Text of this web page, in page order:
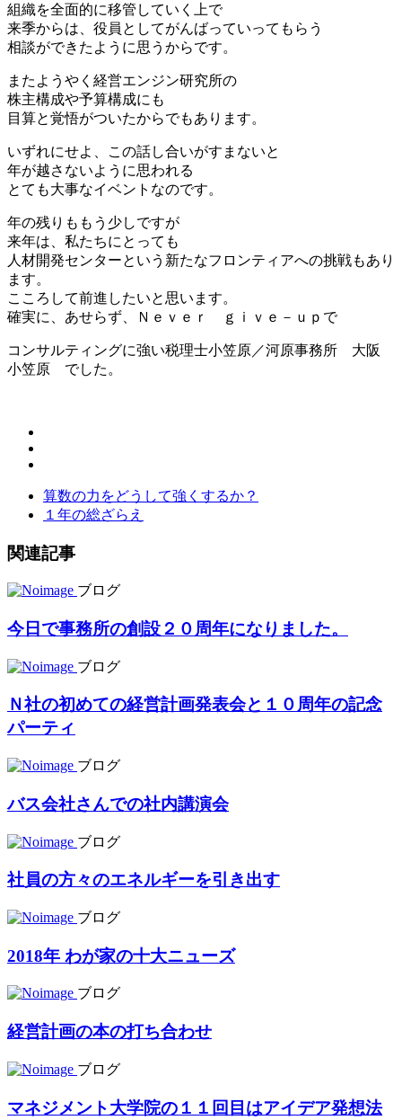
組織を全面的に移管していく上で
来季からは、役員としてがんばっていってもらう
相談ができたように思うからです。
またようやく経営エンジン研究所の
株主構成や予算構成にも
目算と覚悟がついたからでもあります。
いずれにせよ、この話し合いがすまないと
年が越さないように思われる
とても大事なイベントなのです。
年の残りももう少しですが
来年は、私たちにとっても
人材開発センターという新たなフロンティアへの挑戦もあり
ます。
こころして前進したいと思います。
確実に、あせらず、Ｎｅｖｅｒ ｇｉｖｅ－ｕｐで
コンサルティングに強い税理士小笠原／河原事務所 大阪
小笠原 でした。
算数の力をどうして強くするか？
１年の総ざらえ
関連記事
ブログ
今日で事務所の創設２０周年になりました。
ブログ
Ｎ社の初めての経営計画発表会と１０周年の記念
パーティ
ブログ
バス会社さんでの社内講演会
ブログ
社員の方々のエネルギーを引き出す
ブログ
2018年 わが家の十大ニューズ
ブログ
経営計画の本の打ち合わせ
ブログ
マネジメント大学院の１１回目はアイデア発想法